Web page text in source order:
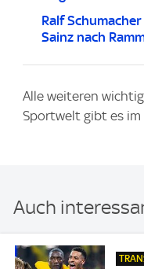
Ralf
Sainz nach
Alle weiteren
Sportwelt gibt es im
Auch